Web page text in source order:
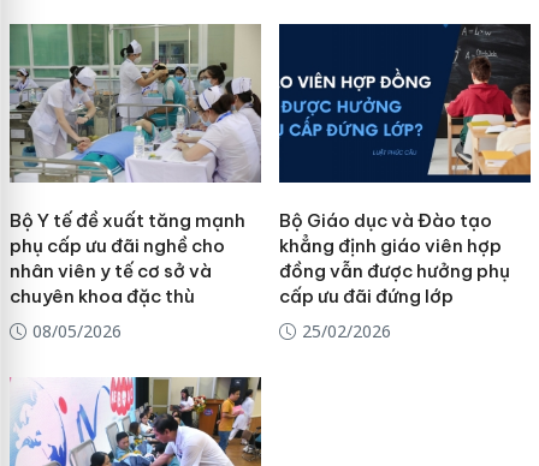
Bộ Y tế đề xuất tăng mạnh
phụ cấp ưu đãi nghề cho
nhân viên y tế cơ sở và
chuyên khoa đặc thù
08/05/2026
Bộ Giáo dục và Đào tạo
khẳng định giáo viên hợp
đồng vẫn được hưởng phụ
cấp ưu đãi đứng lớp
25/02/2026